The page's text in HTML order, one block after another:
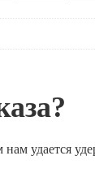
нам удается